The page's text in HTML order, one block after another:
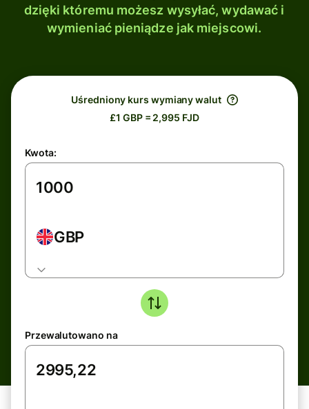
dzięki któremu możesz wysyłać, wydawać i
wymieniać pieniądze jak miejscowi.
Uśredniony kurs wymiany walut
£1 GBP = 2,995 FJD
Kwota:
GBP
Przewalutowano na